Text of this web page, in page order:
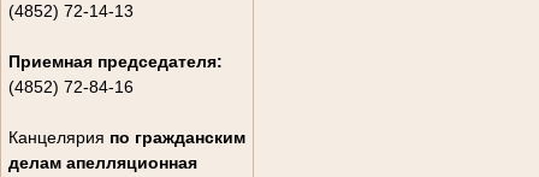
(4852) 72-14-13
Приемная председателя:
(4852) 72-84-16
Канцелярия по гражданским
делам апелляционная